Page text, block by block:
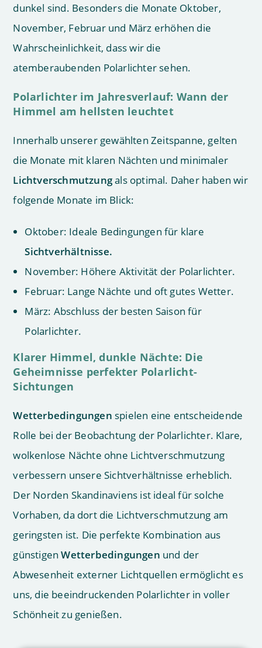
dunkel sind. Besonders die Monate Oktober,
November, Februar und März erhöhen die
Wahrscheinlichkeit, dass wir die
atemberaubenden Polarlichter sehen.
Polarlichter im Jahresverlauf: Wann der
Himmel am hellsten leuchtet
Innerhalb unserer gewählten Zeitspanne, gelten
die Monate mit klaren Nächten und minimaler
Lichtverschmutzungals optimal. Daher haben wir
folgende Monate im Blick:
Oktober: Ideale Bedingungen für klare
Sichtverhältnisse.
November: Höhere Aktivität der Polarlichter.
Februar: Lange Nächte und oft gutes Wetter.
März: Abschluss der besten Saison für
Polarlichter.
Klarer Himmel, dunkle Nächte: Die
Geheimnisse perfekter Polarlicht-
Sichtungen
Wetterbedingungen spielen eine entscheidende
Rolle bei der Beobachtung der Polarlichter. Klare,
wolkenlose Nächte ohne Lichtverschmutzung
verbessern unsere Sichtverhältnisse erheblich.
Der Norden Skandinaviens ist ideal für solche
Vorhaben, da dort die Lichtverschmutzung am
geringsten ist. Die perfekte Kombination aus
günstigenWetterbedingungen und der
Abwesenheit externer Lichtquellen ermöglicht es
uns, die beeindruckenden Polarlichter in voller
Schönheit zu genießen.